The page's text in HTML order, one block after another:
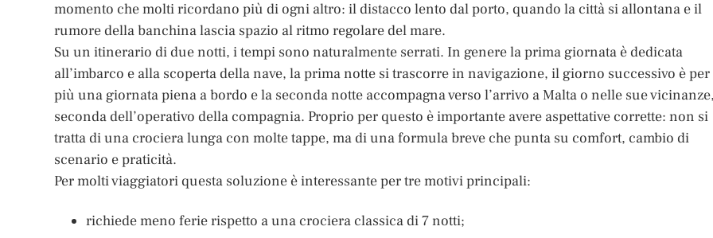
momento che molti ricordano più di ogni altro: il distacco lento dal porto, quando la città si allontana e il
rumore della banchina lascia spazio al ritmo regolare del mare.
Su un itinerario di due notti, i tempi sono naturalmente serrati. In genere la prima giornata è dedicata
all’imbarco e alla scoperta della nave, la prima notte si trascorre in navigazione, il giorno successivo è per
più una giornata piena a bordo e la seconda notte accompagna verso l’arrivo a Malta o nelle sue
seconda dell’operativo della compagnia. Proprio per questo è importante avere aspettative corrette: non si
tratta di una crociera lunga con molte tappe, ma di una formula breve che punta su comfort, cambio di
scenario e praticità.
Per molti viaggiatori questa soluzione è interessante per tre motivi principali:
richiede meno ferie rispetto a una crociera classica di 7 notti;